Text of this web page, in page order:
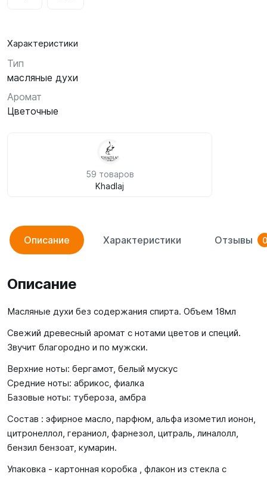
Характеристики
Тип
масляные духи
Аромат
Цветочные
59 товаров
Khadlaj
Описание Характеристики Отзывы 0
Описание
Масляные духи без содержания спирта. Объем 18мл
Свежий древесный аромат с нотами цветов и специй.
Звучит благородно и по мужски.
Верхние ноты: бергамот, белый мускус
Средние ноты: абрикос, фиалка
Базовые ноты: тубероза, амбра
Состав : эфирное масло, парфюм, альфа изометил ионон,
цитронеллол, гераниол, фарнезол, цитраль, линалолл,
бензил бензоат, кумарин.
Упаковка - картонная коробка , флакон из стекла с